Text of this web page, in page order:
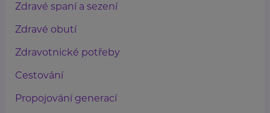
Zdravé spaní a sezení
Zdravé obutí
Zdravotnické potřeby
Cestování
Propojování generací